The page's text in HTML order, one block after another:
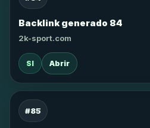
Backlink generado 84
2k-sport.com
SI Abrir
#85